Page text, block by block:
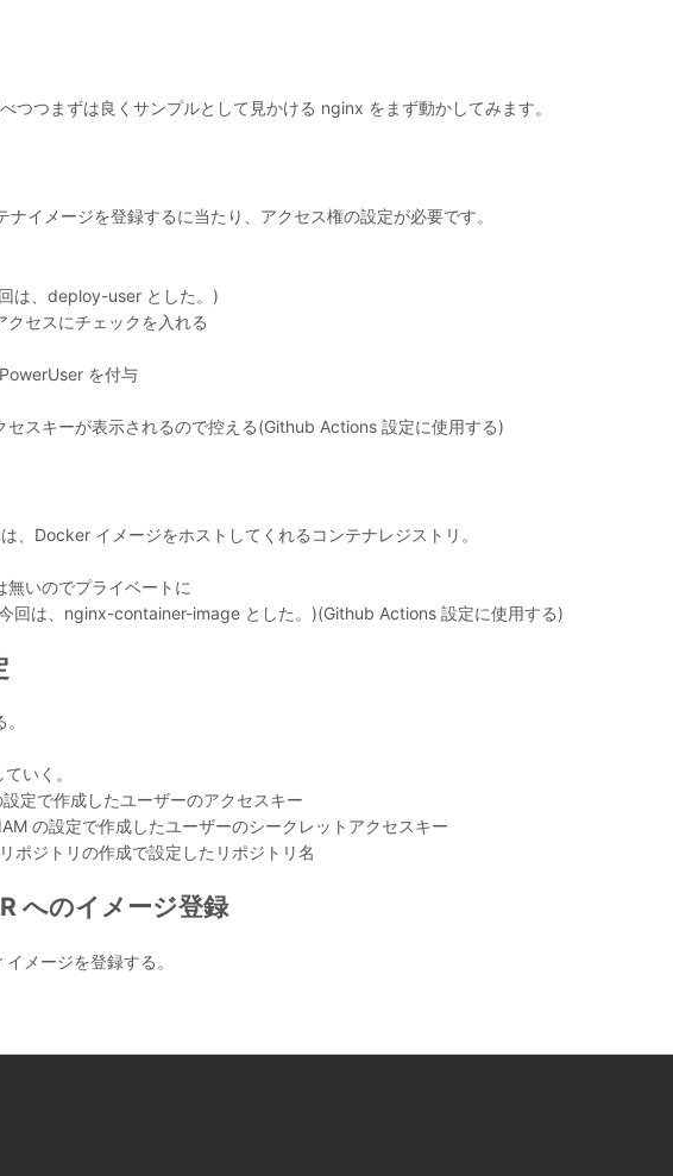
つつまずは良くサンプルとして見かける nginx をまず動かしてみます。
イメージを登録するに当たり、アクセス権の設定が必要です。
は、deploy-user とした。)
セスにチェックを入れる
を付与
セスキーが表示されるので控える(Github Actions 設定に使用する)
、Docker イメージをホストしてくれるコンテナレジストリ。
いのでプライベートに
回は、nginx-container-image とした。)(Github Actions 設定に使用する)
いく。
設定で作成したユーザーのアクセスキー
IAM の設定で作成したユーザーのシークレットアクセスキー
リポジトリの作成で設定したリポジトリ名
へのイメージ登録
メージを登録する。